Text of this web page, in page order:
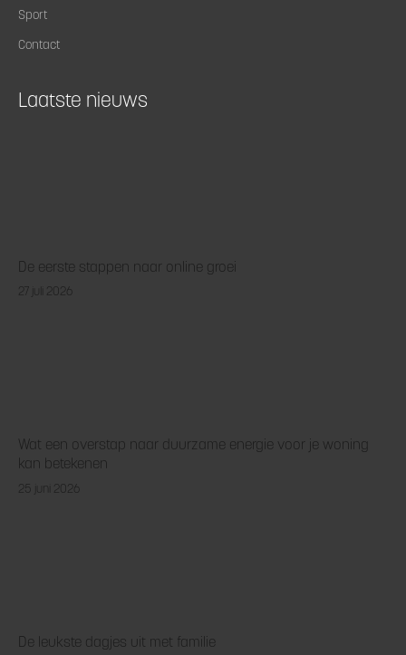
Sport
Contact
Laatste nieuws
De eerste stappen naar online groei
27 juli 2026
Wat een overstap naar duurzame energie voor je woning
kan betekenen
25 juni 2026
De leukste dagjes uit met familie